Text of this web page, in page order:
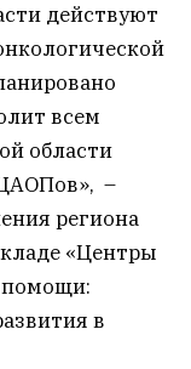
действуют
всем
области
–
региона
«Центры
помощи:
в